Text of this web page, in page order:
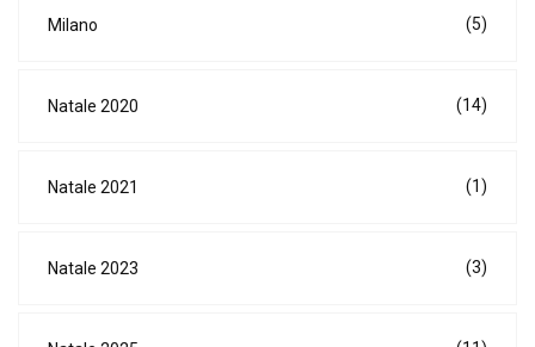
Milano (5)
Natale 2020 (14)
Natale 2021 (1)
Natale 2023 (3)